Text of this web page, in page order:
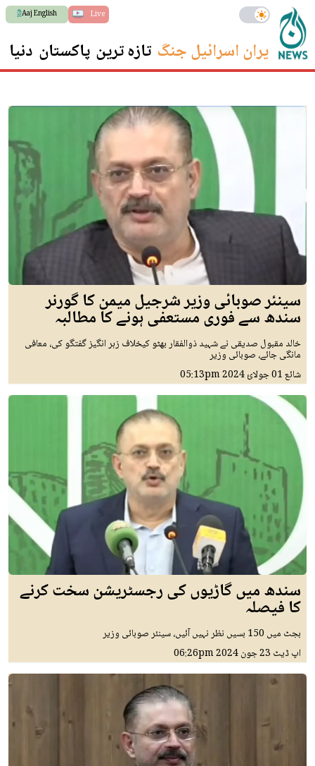
Live
Aaj English
ایران اسرائیل جنگ تازہ ترین پاکستان دنیا
سینئر صوبائی وزیر شرجیل میمن کا گورنر
سندھ سے فوری مستعفی ہونے کا مطالبہ
خالد مقبول صدیقی نے شہید ذوالفقار بھٹو کیخلاف زہر انگیز گفتگو کی، معافی
مانگی جائے، صوبائی وزیر
شائع01 جولائ 2024 05:13pm
سندھ میں گاڑیوں کی رجسٹریشن سخت کرنے
کا فیصلہ
بجٹ میں 150 بسیں نظر نہیں آئیں، سینئر صوبائی وزیر
اپ ڈیٹ 23 جون 2024 06:26pm